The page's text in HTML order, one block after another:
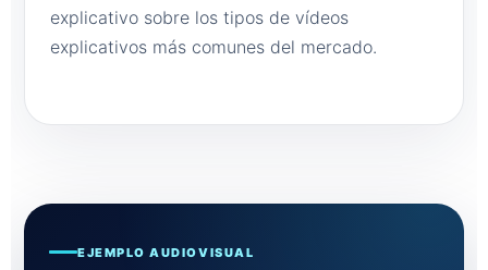
explicativo sobre los tipos de vídeos
explicativos más comunes del mercado.
EJEMPLO AUDIOVISUAL